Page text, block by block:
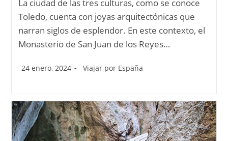
La ciudad de las tres culturas, como se conoce
Toledo, cuenta con joyas arquitectónicas que
narran siglos de esplendor. En este contexto, el
Monasterio de San Juan de los Reyes…
24 enero, 2024 Viajar por España